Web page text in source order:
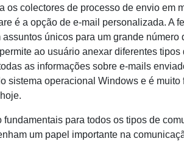
os colectores de processo de envio em
é a opção de e-mail personalizada. A
únicos para um grande
ao usuário anexar diferentes
as informações sobre e-mails
sistema operacional Windows e é
fundamentais para todos os tipos de
um papel importante na